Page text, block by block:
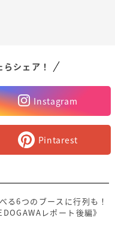
シェア！
Instagram
Pintarest
る6つのブースに行列も！
レポート後編》